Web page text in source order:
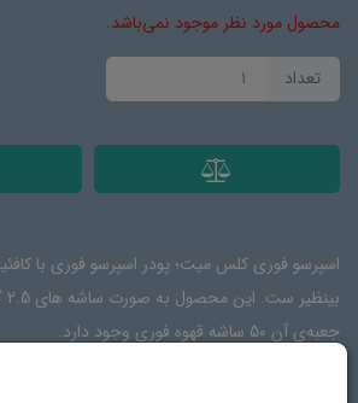
محصول مورد نظر موجود نمی‌باشد.
تعداد
اسپرسو فوری کلس میت؛ پودر اسپرسو فوری با
جعبه‌ی آن 50 ساشه قهوه فوری وجود دارد.